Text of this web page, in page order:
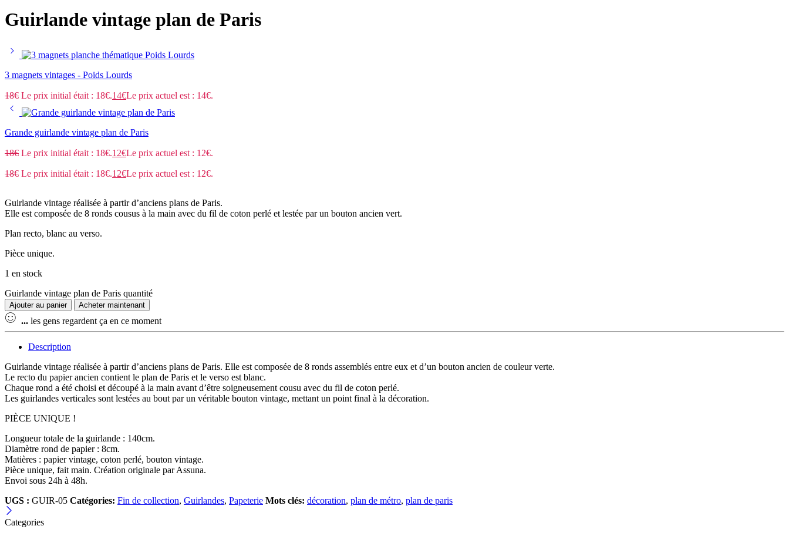
Guirlande vintage plan de Paris
3 magnets vintages - Poids Lourds
18€ Le prix initial était : 18€.14€Le prix actuel est : 14€.
Grande guirlande vintage plan de Paris
18€ Le prix initial était : 18€.12€Le prix actuel est : 12€.
18€ Le prix initial était : 18€.12€Le prix actuel est : 12€.
Guirlande vintage réalisée à partir d’anciens plans de Paris.
Elle est composée de 8 ronds cousus à la main avec du fil de coton perlé et lestée par un bouton ancien vert.
Plan recto, blanc au verso.
Pièce unique.
1 en stock
Guirlande vintage plan de Paris quantité
Ajouter au panier Acheter maintenant
... les gens regardent ça en ce moment
Description
Guirlande vintage réalisée à partir d’anciens plans de Paris. Elle est composée de 8 ronds assemblés entre eux et d’un bouton ancien de couleur verte.
Le recto du papier ancien contient le plan de Paris et le verso est blanc.
Chaque rond a été choisi et découpé à la main avant d’être soigneusement cousu avec du fil de coton perlé.
Les guirlandes verticales sont lestées au bout par un véritable bouton vintage, mettant un point final à la décoration.
PIÈCE UNIQUE !
Longueur totale de la guirlande : 140cm.
Diamètre rond de papier : 8cm.
Matières : papier vintage, coton perlé, bouton vintage.
Pièce unique, fait main. Création originale par Assuna.
Envoi sous 24h à 48h.
UGS : GUIR-05 Catégories: Fin de collection, Guirlandes, Papeterie Mots clés: décoration, plan de métro, plan de paris
Categories